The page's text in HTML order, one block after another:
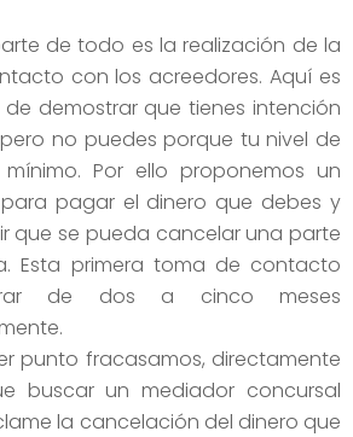
de todo es la realización de la
con los acreedores. Aquí es
demostrar que tienes intención
no puedes porque tu nivel de
Por ello proponemos un
pagar el dinero que debes y
que se pueda cancelar una parte
Esta primera toma de contacto
de dos a cinco meses
punto fracasamos, directamente
buscar un mediador concursal
la cancelación del dinero que